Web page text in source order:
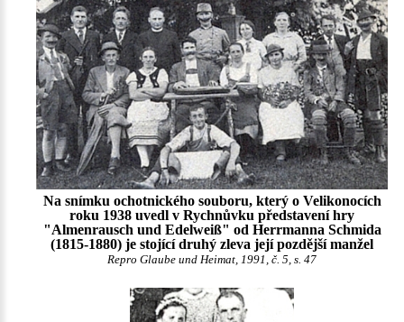
Na snímku ochotnického souboru, který o Velikonocích
roku 1938 uvedl v Rychnůvku představení hry
"Almenrausch und Edelweiß" od Herrmanna Schmida
(1815-1880) je stojící druhý zleva její pozdější manžel
Repro Glaube und Heimat, 1991, č. 5, s. 47